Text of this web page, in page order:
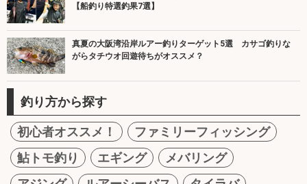
【船釣り特選釣果7選】
真夏の大阪湾沿岸ルアー釣りターゲット5選 カサゴ釣りな
がらタチウオ回遊待ちがオススメ？
釣り方から探す
初心者オススメ！
ファミリーフィッシング
鮎トモ釣り
エギング
メバリング